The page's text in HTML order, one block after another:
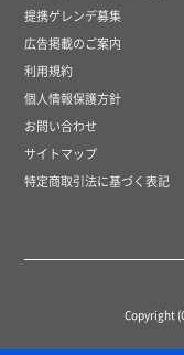
提携ゲレンデ募集
広告掲載のご案内
利用規約
個人情報保護方針
お問い合わせ
サイトマップ
特定商取引法に基づく表記
Copyright